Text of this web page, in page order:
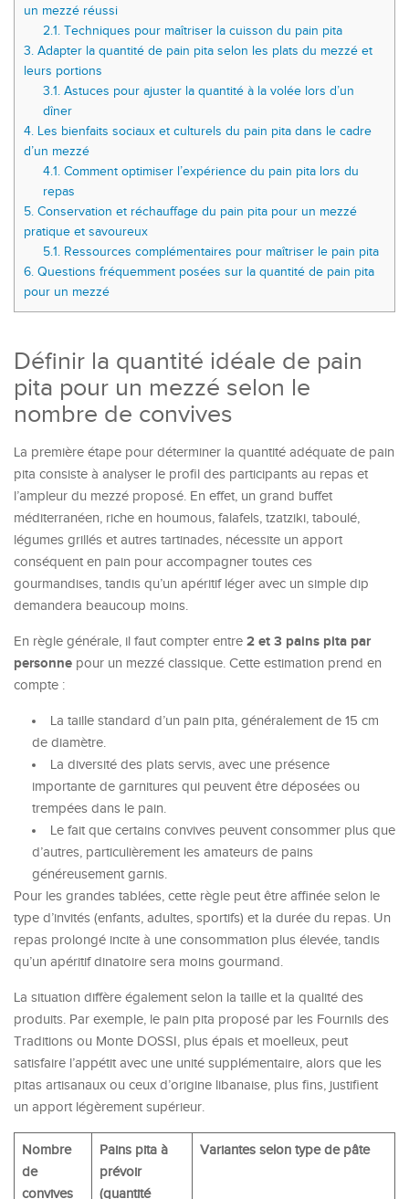
un mezzé réussi
2.1. Techniques pour maîtriser la cuisson du pain pita
3. Adapter la quantité de pain pita selon les plats du mezzé et
leurs portions
3.1. Astuces pour ajuster la quantité à la volée lors d’un
dîner
4. Les bienfaits sociaux et culturels du pain pita dans le cadre
d’un mezzé
4.1. Comment optimiser l’expérience du pain pita lors du
repas
5. Conservation et réchauffage du pain pita pour un mezzé
pratique et savoureux
5.1. Ressources complémentaires pour maîtriser le pain pita
6. Questions fréquemment posées sur la quantité de pain pita
pour un mezzé
Définir la quantité idéale de pain
pita pour un mezzé selon le
nombre de convives
La première étape pour déterminer la quantité adéquate de pain
pita consiste à analyser le profil des participants au repas et
l’ampleur du mezzé proposé. En effet, un grand buffet
méditerranéen, riche en houmous, falafels, tzatziki, taboulé,
légumes grillés et autres tartinades, nécessite un apport
conséquent en pain pour accompagner toutes ces
gourmandises, tandis qu’un apéritif léger avec un simple dip
demandera beaucoup moins.
En règle générale, il faut compter entre 2 et 3 pains pita par
personne pour un mezzé classique. Cette estimation prend en
compte :
La taille standard d’un pain pita, généralement de 15 cm
de diamètre.
La diversité des plats servis, avec une présence
importante de garnitures qui peuvent être déposées ou
trempées dans le pain.
Le fait que certains convives peuvent consommer plus que
d’autres, particulièrement les amateurs de pains
généreusement garnis.
Pour les grandes tablées, cette règle peut être affinée selon le
type d’invités (enfants, adultes, sportifs) et la durée du repas. Un
repas prolongé incite à une consommation plus élevée, tandis
qu’un apéritif dinatoire sera moins gourmand.
La situation diffère également selon la taille et la qualité des
produits. Par exemple, le pain pita proposé par les Fournils des
Traditions ou Monte DOSSI, plus épais et moelleux, peut
satisfaire l’appétit avec une unité supplémentaire, alors que les
pitas artisanaux ou ceux d’origine libanaise, plus fins, justifient
un apport légèrement supérieur.
Nombre
de
convives
Pains pita à
prévoir
(quantité
Variantes selon type de pâte